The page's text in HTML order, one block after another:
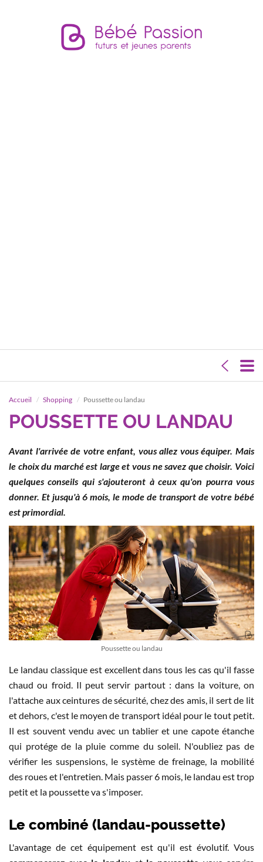
Accueil Shopping Poussette ou landau
POUSSETTE OU LANDAU
Avant l'arrivée de votre enfant, vous allez vous équiper. Mais
le choix du marché est large et vous ne savez que choisir. Voici
quelques conseils qui s'ajouteront à ceux qu'on pourra vous
donner. Et jusqu'à 6 mois, le mode de transport de votre bébé
est primordial.
Poussette ou landau
Le landau classique est excellent dans tous les cas qu'il fasse
chaud ou froid. Il peut servir partout : dans la voiture, on
l'attache aux ceintures de sécurité, chez des amis, il sert de lit
et dehors, c'est le moyen de transport idéal pour le tout petit.
Il est souvent vendu avec un tablier et une capote étanche
qui protége de la pluie comme du soleil. N'oubliez pas de
vérifier les suspensions, le système de freinage, la mobilité
des roues et l'entretien. Mais passer 6 mois, le landau est trop
petit et la poussette va s'imposer.
Le combiné (landau-poussette)
L'avantage de cet équipement est qu'il est évolutif. Vous